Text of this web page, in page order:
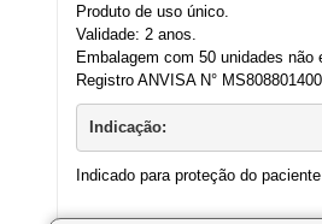
Produto de uso único.
Validade: 2 anos.
Embalagem com 50 unidades não
Registro ANVISA N°
Indicação:
Indicado para proteção do